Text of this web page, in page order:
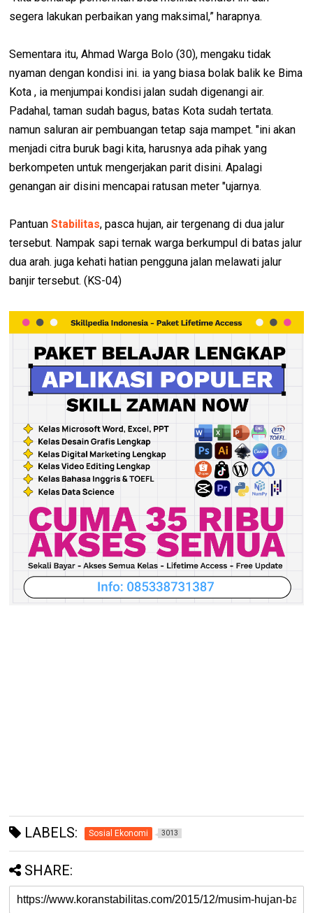
segera lakukan perbaikan yang maksimal,” harapnya.
Sementara itu, Ahmad Warga Bolo (30), mengaku tidak
nyaman dengan kondisi ini. ia yang biasa bolak balik ke Bima
Kota , ia menjumpai kondisi jalan sudah digenangi air.
Padahal, taman sudah bagus, batas Kota sudah tertata.
namun saluran air pembuangan tetap saja mampet. "ini akan
menjadi citra buruk bagi kita, harusnya ada pihak yang
berkompeten untuk mengerjakan parit disini. Apalagi
genangan air disini mencapai ratusan meter "ujarnya.
PantuanStabilitas, pasca hujan, air tergenang di dua jalur
tersebut. Nampak sapi ternak warga berkumpul di batas jalur
dua arah. juga kehati hatian pengguna jalan melawati jalur
banjir tersebut. (KS-04)
LABELS: Sosial Ekonomi 3013
SHARE: